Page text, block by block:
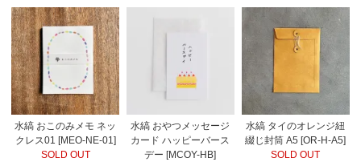
水縞 おこのみメモ ネッ
クレス01 [MEO-NE-01]
SOLD OUT
水縞 おやつメッセージ
カード ハッピーバース
デー [MCOY-HB]
水縞 タイのオレンジ紐
綴じ封筒 A5 [OR-H-A5]
SOLD OUT